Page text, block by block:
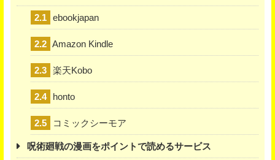
2.1 ebookjapan
2.2 Amazon Kindle
2.3 楽天Kobo
2.4 honto
2.5 コミックシーモア
呪術廻戦の漫画をポイントで読めるサービス